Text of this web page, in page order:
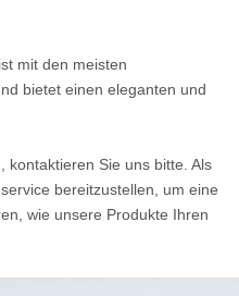
mit den meisten
bietet einen eleganten und
kontaktieren Sie uns bitte. Als
bereitzustellen, um eine
wie unsere Produkte Ihren